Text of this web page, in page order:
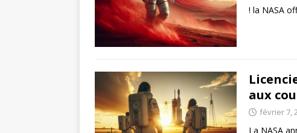
! la NASA
aux
février 7,
La NASA